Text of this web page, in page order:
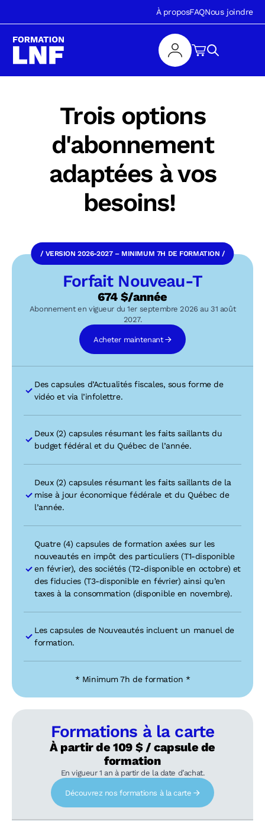
À proposFAQNous joindre
Trois options
d'abonnement
adaptées à vos
besoins!
Formations à la carte
À partir de 109 $ / capsule de
formation
En vigueur 1 an à partir de la date d’achat.
Découvrez nos formations à la carte
Forfait Nouveau-T
674 $/année
Abonnement en vigueur du 1er septembre 2026 au 31 août
2027.
Acheter maintenant
Des capsules d’Actualités fiscales, sous forme de
vidéo et via l’infolettre.
Deux (2) capsules résumant les faits saillants du
budget fédéral et du Québec de l’année.
Deux (2) capsules résumant les faits saillants de la
mise à jour économique fédérale et du Québec de
l’année.
Quatre (4) capsules de formation axées sur les
nouveautés en impôt des particuliers (T1-disponible
en février), des sociétés (T2-disponible en octobre) et
des fiducies (T3-disponible en février) ainsi qu’en
taxes à la consommation (disponible en novembre).
Les capsules de Nouveautés incluent un manuel de
formation.
* Minimum 7h de formation *
/ VERSION 2026-2027 – MINIMUM 7H DE FORMATION /